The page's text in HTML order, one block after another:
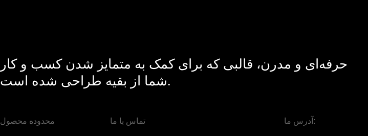
حرفه‌ای و مدرن، قالبی که برای کمک به متمایز شدن کسب و کار
شما از بقیه طراحی شده است.
محدوده محصول تماس با ما آدرس ما: